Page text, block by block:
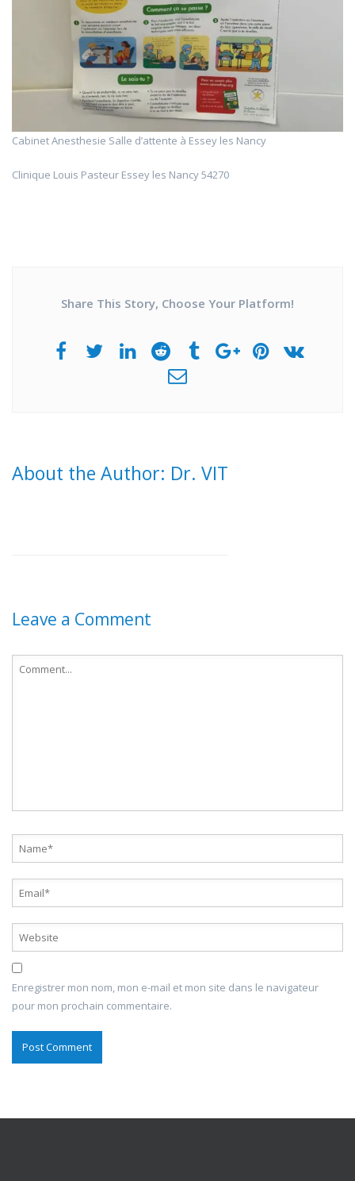
Cabinet Anesthesie Salle d’attente à Essey les Nancy
Clinique Louis Pasteur Essey les Nancy 54270
Share This Story, Choose Your Platform!
About the Author: Dr. VIT
Leave a Comment
Enregistrer mon nom, mon e-mail et mon site dans le navigateur
pour mon prochain commentaire.